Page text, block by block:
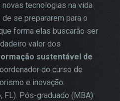
novas tecnologias na vida
se prepararem para o
forma elas buscarão ser
valor dos
sustentável de
do curso de
e inovação.
Pós-graduado (MBA)